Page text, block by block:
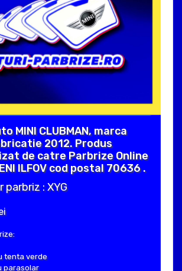
MINI CLUBMAN, marca
2012. Produs
de catre Parbrize Online
ILFOV cod postal 70636 .
parbriz : XYG
tenta verde
parasolar